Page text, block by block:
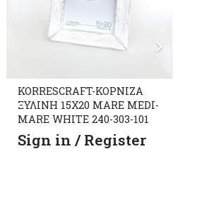
KORRESCRAFT-ΚΟΡΝΙΖΑ
ΞΥΛΙΝΗ 15Χ20 MARE MEDI-
MARE WHITE 240-303-101
Sign in / Register